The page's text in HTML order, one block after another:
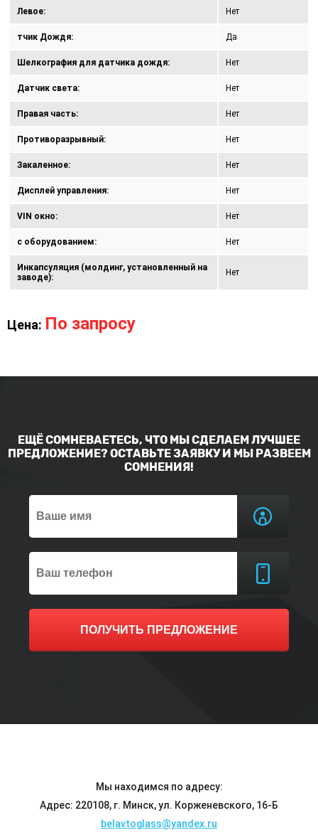
Левое: Нет
тчик Дождя: Да
Шелкография для датчика дождя: Нет
Датчик света: Нет
Правая часть: Нет
Противоразрывный: Нет
Закаленное: Нет
Дисплей управления: Нет
VIN окно: Нет
с оборудованием: Нет
Инкапсуляция (молдинг, установленный на
заводе):
Нет
Цена: По запросу
ЕЩЁ СОМНЕВАЕТЕСЬ, ЧТО МЫ СДЕЛАЕМ ЛУЧШЕЕ
ПРЕДЛОЖЕНИЕ? ОСТАВЬТЕ ЗАЯВКУ И МЫ РАЗВЕЕМ
СОМНЕНИЯ!
ПОЛУЧИТЬ ПРЕДЛОЖЕНИЕ
Мы находимся по адресу:
Адрес: 220108, г. Минск, ул. Корженевского, 16-Б
belavtoglass@yandex.ru